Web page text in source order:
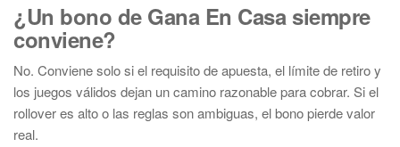
¿Un bono de Gana En Casa siempre
conviene?
No. Conviene solo si el requisito de apuesta, el límite de retiro y
los juegos válidos dejan un camino razonable para cobrar. Si el
rollover es alto o las reglas son ambiguas, el bono pierde valor
real.